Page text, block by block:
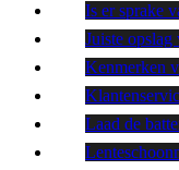
Is er sprake
Juiste
Kenmerken
Laad de